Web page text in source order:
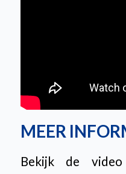
MEER
Bekijk de